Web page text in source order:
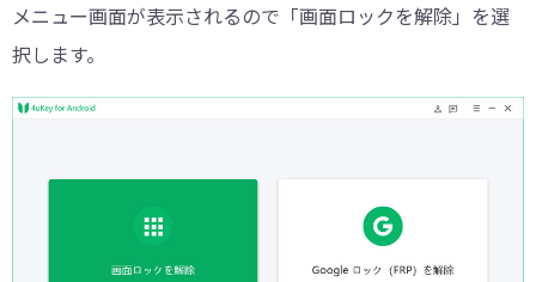
メニュー画面が表示されるので「画面ロックを解除」を選
択します。